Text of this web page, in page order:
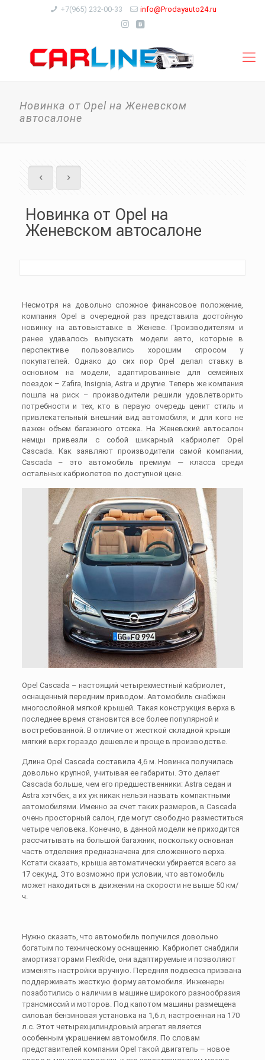
+7(965) 232-00-33 info@Prodayauto24.ru
Новинка от Opel на Женевском
автосалоне
Новинка от Opel на
Женевском автосалоне
Несмотря на довольно сложное финансовое положение,
компания Opel в очередной раз представила достойную
новинку на автовыставке в Женеве. Производителям и
ранее удавалось выпускать модели авто, которые в
перспективе пользовались хорошим спросом у
покупателей. Однако до сих пор Opel делал ставку в
основном на модели, адаптированные для семейных
поездок – Zafira, Insignia, Astra и другие. Теперь же компания
пошла на риск – производители решили удовлетворить
потребности и тех, кто в первую очередь ценит стиль и
привлекательный внешний вид автомобиля, и для кого не
важен объем багажного отсека. На Женевский автосалон
немцы привезли с собой шикарный кабриолет Opel
Cascada. Как заявляют производители самой компании,
Cascada – это автомобиль премиум — класса среди
остальных кабриолетов по доступной цене.
Opel Cascada – настоящий четырехместный кабриолет,
оснащенный передним приводом. Автомобиль снабжен
многослойной мягкой крышей. Такая конструкция верха в
последнее время становится все более популярной и
востребованной. В отличие от жесткой складной крыши
мягкий верх гораздо дешевле и проще в производстве.
Длина Opel Cascada составила 4,6 м. Новинка получилась
довольно крупной, учитывая ее габариты. Это делает
Cascada больше, чем его предшественники: Astra седан и
Astra хэтчбек, а их уж никак нельзя назвать компактными
автомобилями. Именно за счет таких размеров, в Cascada
очень просторный салон, где могут свободно разместиться
четыре человека. Конечно, в данной модели не приходится
рассчитывать на большой багажник, поскольку основная
часть отделения предназначена для сложенного верха.
Кстати сказать, крыша автоматически убирается всего за
17 секунд. Это возможно при условии, что автомобиль
может находиться в движении на скорости не выше 50 км/
ч.
Нужно сказать, что автомобиль получился довольно
богатым по техническому оснащению. Кабриолет снабдили
амортизаторами FlexRide, они адаптируемые и позволяют
изменять настройки вручную. Передняя подвеска призвана
поддерживать жесткую форму автомобиля. Инженеры
позаботились о наличии в машине широкого разнообразия
трансмиссий и моторов. Под капотом машины размещена
силовая бензиновая установка на 1,6 л, настроенная на 170
л.с. Этот четырехцилиндровый агрегат является
особенным украшением автомобиля. По словам
представителей компании Opel такой двигатель – новое